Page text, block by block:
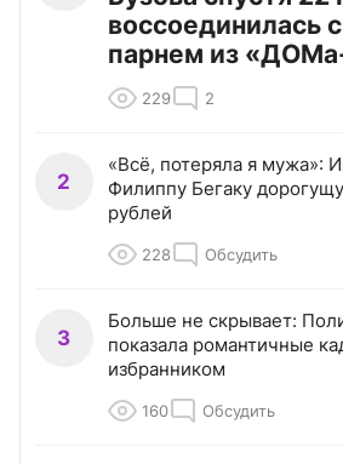
воссоединилась
парнем из
229 2
2
«Всё, потеряла я мужа»:
Филиппу Бегаку
рублей
228 Обсудить
3
Больше не скрывает:
показала романтичные
избранником
160 Обсудить